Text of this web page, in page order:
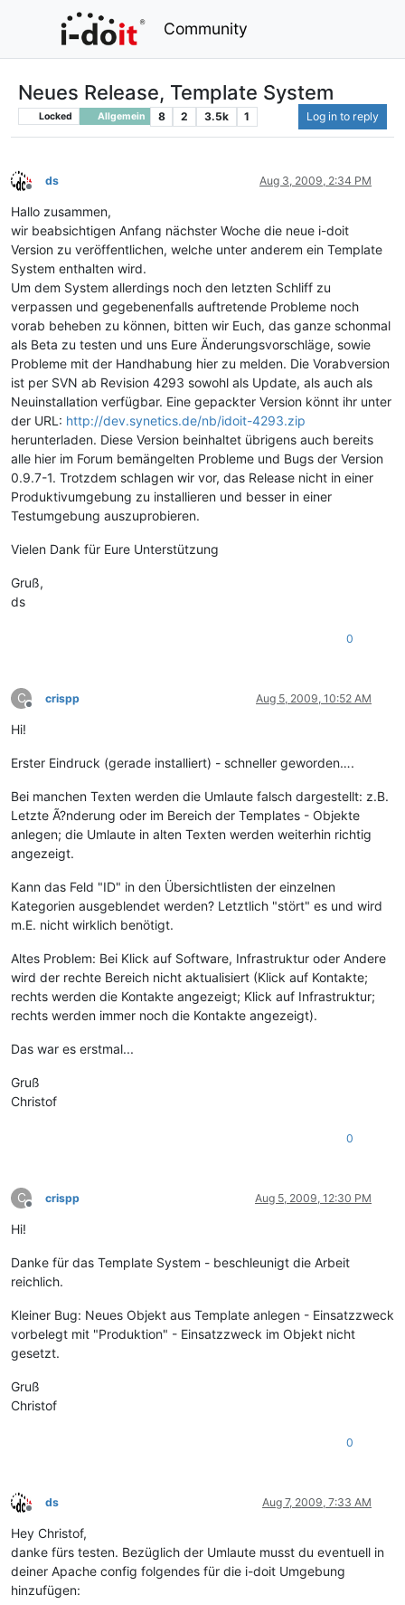
Community
Neues Release, Template System
Locked Allgemein 8 2 3.5k 1 Log in to reply
Offline
ds Aug 3, 2009, 2:34 PM
Hallo zusammen,
wir beabsichtigen Anfang nächster Woche die neue i-doit
Version zu veröffentlichen, welche unter anderem ein Template
System enthalten wird.
Um dem System allerdings noch den letzten Schliff zu
verpassen und gegebenenfalls auftretende Probleme noch
vorab beheben zu können, bitten wir Euch, das ganze schonmal
als Beta zu testen und uns Eure Änderungsvorschläge, sowie
Probleme mit der Handhabung hier zu melden. Die Vorabversion
ist per SVN ab Revision 4293 sowohl als Update, als auch als
Neuinstallation verfügbar. Eine gepackter Version könnt ihr unter
der URL: http://dev.synetics.de/nb/idoit-4293.zip
herunterladen. Diese Version beinhaltet übrigens auch bereits
alle hier im Forum bemängelten Probleme und Bugs der Version
0.9.7-1. Trotzdem schlagen wir vor, das Release nicht in einer
Produktivumgebung zu installieren und besser in einer
Testumgebung auszuprobieren.
Vielen Dank für Eure Unterstützung
Gruß,
ds
0
C
Offline
crispp Aug 5, 2009, 10:52 AM
Hi!
Erster Eindruck (gerade installiert) - schneller geworden….
Bei manchen Texten werden die Umlaute falsch dargestellt: z.B.
Letzte Ã?nderung oder im Bereich der Templates - Objekte
anlegen; die Umlaute in alten Texten werden weiterhin richtig
angezeigt.
Kann das Feld "ID" in den Übersichtlisten der einzelnen
Kategorien ausgeblendet werden? Letztlich "stört" es und wird
m.E. nicht wirklich benötigt.
Altes Problem: Bei Klick auf Software, Infrastruktur oder Andere
wird der rechte Bereich nicht aktualisiert (Klick auf Kontakte;
rechts werden die Kontakte angezeigt; Klick auf Infrastruktur;
rechts werden immer noch die Kontakte angezeigt).
Das war es erstmal...
Gruß
Christof
0
C
Offline
crispp Aug 5, 2009, 12:30 PM
Hi!
Danke für das Template System - beschleunigt die Arbeit
reichlich.
Kleiner Bug: Neues Objekt aus Template anlegen - Einsatzzweck
vorbelegt mit "Produktion" - Einsatzzweck im Objekt nicht
gesetzt.
Gruß
Christof
0
Offline
ds Aug 7, 2009, 7:33 AM
Hey Christof,
danke fürs testen. Bezüglich der Umlaute musst du eventuell in
deiner Apache config folgendes für die i-doit Umgebung
hinzufügen: